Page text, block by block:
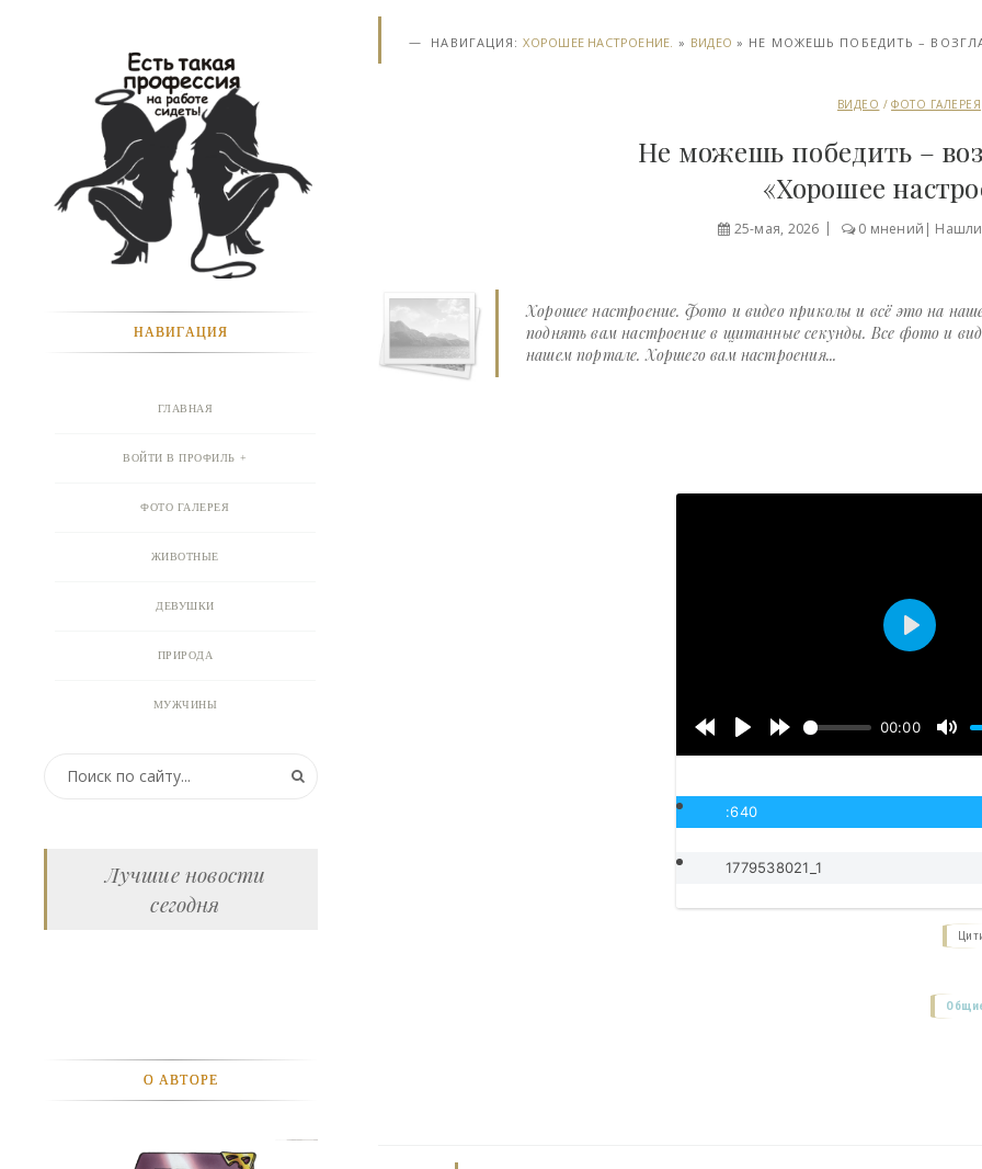
НАВИГАЦИЯ:ХОРОШЕЕ НАСТРОЕНИЕ. » ВИДЕО » НЕ МОЖЕШЬ ПОБЕДИТЬ –
ВИДЕО /ФОТО ГАЛЕРЕЯ
Не можешь победить –
«Хорошее
25-мая, 2026 0 мнений |
Хорошее настроение. Фото и видео приколы и всё это на
поднять вам настроение в щитанные секунды. Все фото и
нашем портале. Хоршего вам настроения...
00:00
:640
1779538021_1
НАВИГАЦИЯ
ГЛАВНАЯ
ВОЙТИ В ПРОФИЛЬ
ФОТО ГАЛЕРЕЯ
ЖИВОТНЫЕ
ДЕВУШКИ
ПРИРОДА
МУЖЧИНЫ
ОТКРЫТКИ
ЛЮДИ
Лучшие новости
сегодня
О АВТОРЕ